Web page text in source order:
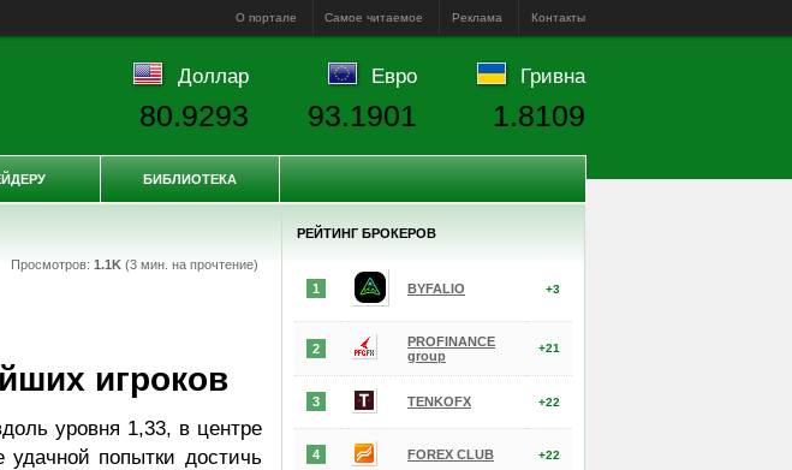
О портале Самое читаемое Реклама Контакты
Просмотров: 1.1K(3 мин. на прочтение)
игроков
уровня 1,33, в центре
попытки достичь
РЕЙТИНГ БРОКЕРОВ
1 BYFALIO +3
2
PROFINANCE
group
+21
3 TENKOFX +22
4 FOREX CLUB +22
Доллар
80.9293
Евро
93.1901
Гривна
1.8109
БИБЛИОТЕКА